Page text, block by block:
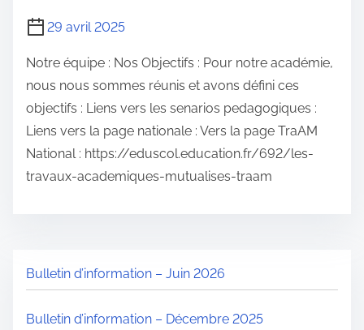
29 avril 2025
Notre équipe : Nos Objectifs : Pour notre académie,
nous nous sommes réunis et avons défini ces
objectifs : Liens vers les senarios pedagogiques :
Liens vers la page nationale : Vers la page TraAM
National : https://eduscol.education.fr/692/les-
travaux-academiques-mutualises-traam
Bulletin d’information – Juin 2026
Bulletin d’information – Décembre 2025